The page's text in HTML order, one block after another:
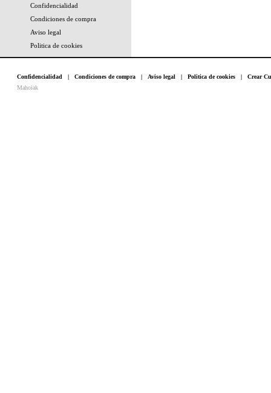
Confidencialidad
Condiciones de compra
Aviso legal
Politica de cookies
Confidencialidad | Condiciones de compra | Aviso legal | Politica de cookies | Crear
Mahoiak